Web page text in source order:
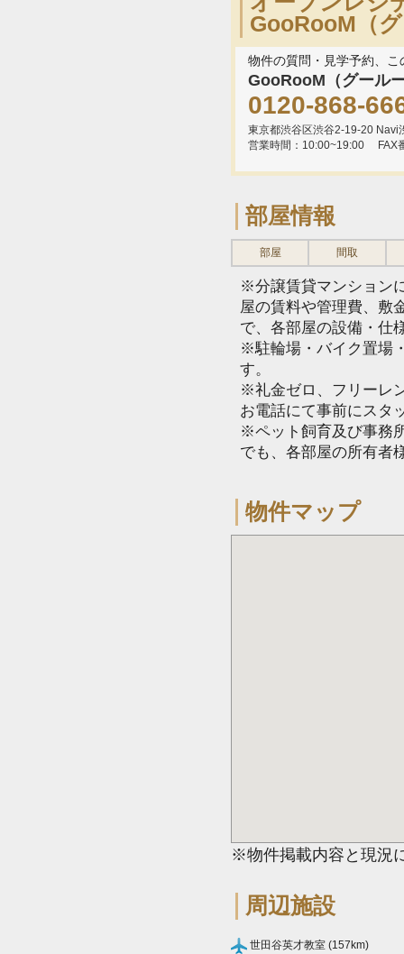
GooRooM（
物件の質問・見学予約、
GooRooM（グール
0120-868-
東京都渋谷区渋谷2-19-20 Navi
営業時間：10:00~19:00
FAX
部屋情報
部屋 間取
※分譲賃貸マンション
屋の賃料や管理費、敷
で、各部屋の設備・仕
※駐輪場・バイク置場
す。
※礼金ゼロ、フリーレ
お電話にて事前にスタ
※ペット飼育及び事務
でも、各部屋の所有者
物件マップ
※物件掲載内容と現況
周辺施設
世田谷英才教室 (157km)